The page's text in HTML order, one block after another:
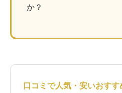
か？
口コミで人気・安いおす